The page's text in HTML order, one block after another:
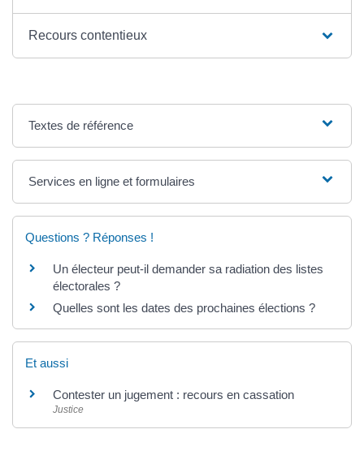
Recours contentieux
Textes de référence
Services en ligne et formulaires
Questions ? Réponses !
Un électeur peut-il demander sa radiation des listes
électorales ?
Quelles sont les dates des prochaines élections ?
Et aussi
Contester un jugement : recours en cassation
Justice